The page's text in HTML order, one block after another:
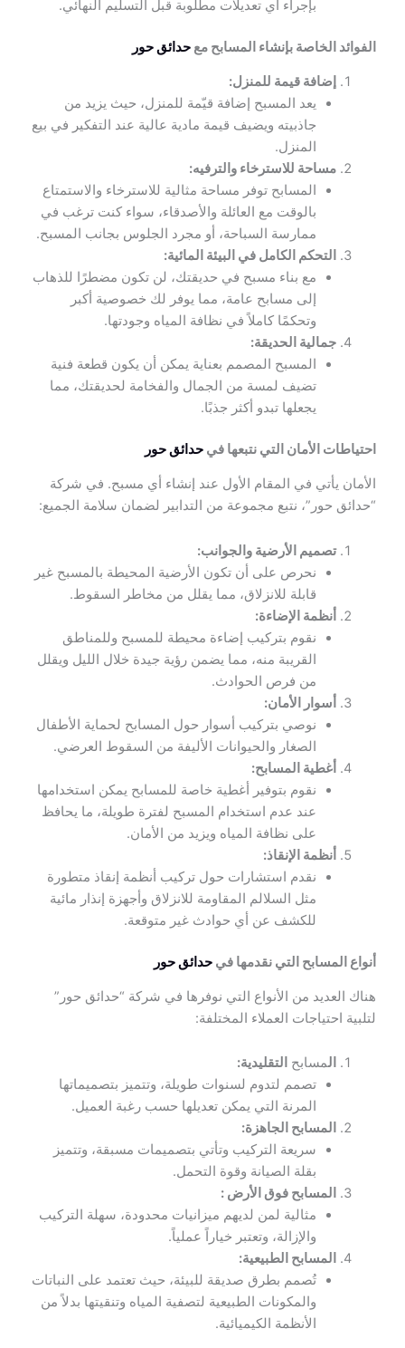
بإجراء أي تعديلات مطلوبة قبل التسليم النهائي.
الفوائد الخاصة بإنشاء المسابح معحدائق حور
إضافة قيمة للمنزل:
يعد المسبح إضافة قيّمة للمنزل، حيث يزيد من
جاذبيته ويضيف قيمة مادية عالية عند التفكير في بيع
المنزل.
مساحة للاسترخاء والترفيه:
المسابح توفر مساحة مثالية للاسترخاء والاستمتاع
بالوقت مع العائلة والأصدقاء، سواء كنت ترغب في
ممارسة السباحة، أو مجرد الجلوس بجانب المسبح.
التحكم الكامل في البيئة المائية:
مع بناء مسبح في حديقتك، لن تكون مضطرًا للذهاب
إلى مسابح عامة، مما يوفر لك خصوصية أكبر
وتحكمًا كاملاً في نظافة المياه وجودتها.
جمالية الحديقة:
المسبح المصمم بعناية يمكن أن يكون قطعة فنية
تضيف لمسة من الجمال والفخامة لحديقتك، مما
يجعلها تبدو أكثر جذبًا.
احتياطات الأمان التي نتبعها في حدائق حور
الأمان يأتي في المقام الأول عند إنشاء أي مسبح. في شركة
“حدائق حور”، نتبع مجموعة من التدابير لضمان سلامة الجميع:
تصميم الأرضية والجوانب:
نحرص على أن تكون الأرضية المحيطة بالمسبح غير
قابلة للانزلاق، مما يقلل من مخاطر السقوط.
أنظمة الإضاءة:
نقوم بتركيب إضاءة محيطة للمسبح وللمناطق
القريبة منه، مما يضمن رؤية جيدة خلال الليل ويقلل
من فرص الحوادث.
أسوار الأمان:
نوصي بتركيب أسوار حول المسابح لحماية الأطفال
الصغار والحيوانات الأليفة من السقوط العرضي.
أغطية المسابح:
نقوم بتوفير أغطية خاصة للمسابح يمكن استخدامها
عند عدم استخدام المسبح لفترة طويلة، ما يحافظ
على نظافة المياه ويزيد من الأمان.
أنظمة الإنقاذ:
نقدم استشارات حول تركيب أنظمة إنقاذ متطورة
مثل السلالم المقاومة للانزلاق وأجهزة إنذار مائية
للكشف عن أي حوادث غير متوقعة.
أنواع المسابح التي نقدمها فيحدائق حور
هناك العديد من الأنواع التي نوفرها في شركة “حدائق حور”
لتلبية احتياجات العملاء المختلفة:
المسابح التقليدية:
تصمم لتدوم لسنوات طويلة، وتتميز بتصميماتها
المرنة التي يمكن تعديلها حسب رغبة العميل.
المسابح الجاهزة:
سريعة التركيب وتأتي بتصميمات مسبقة، وتتميز
بقلة الصيانة وقوة التحمل.
المسابح فوق الأرض :
مثالية لمن لديهم ميزانيات محدودة، سهلة التركيب
والإزالة، وتعتبر خياراً عملياً.
المسابح الطبيعية:
تُصمم بطرق صديقة للبيئة، حيث تعتمد على النباتات
والمكونات الطبيعية لتصفية المياه وتنقيتها بدلاً من
الأنظمة الكيميائية.